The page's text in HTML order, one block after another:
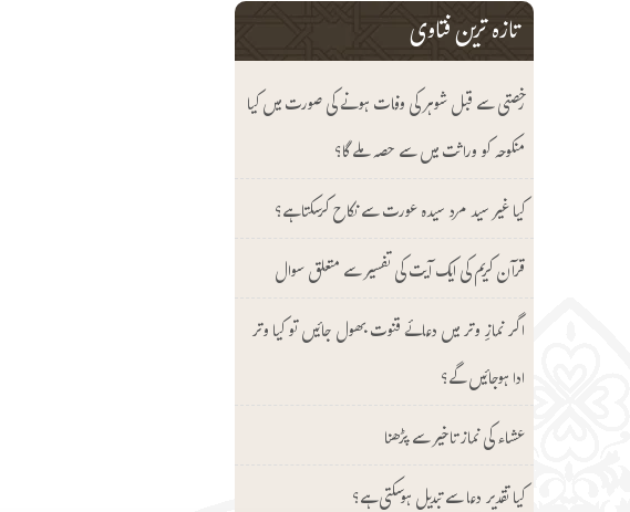
تازہ ترین فتاوی
رخصتی سے قبل شوہر کی وفات ہونے کی صورت میں کیا
منکوحہ کو وراثت میں سے حصہ ملے گا؟
کیا غیر سید مرد سیدہ عورت سے نکاح کرسکتا ہے؟
قرآن کریم کی ایک آیت کی تفسیر سے متعلق سوال
اگر نمازِ وتر میں دعائے قنوت بھول جائیں تو کیا وتر
ادا ہوجائیں گے؟
عشاء کی نماز تاخیر سے پڑھنا
کیا تقدیر دعا سے تبدیل ہوسکتی ہے؟